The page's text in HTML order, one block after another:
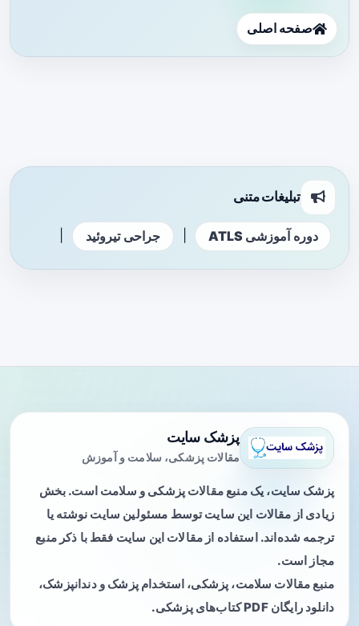
صفحه اصلی
تبلیغات متنی
دوره آموزشی ATLS جراحی تیروئید
پزشک سایت
مقالات پزشکی، سلامت و آموزش
پزشک سایت، یک منبع مقالات پزشکی و سلامت است. بخش
زیادی از مقالات این سایت توسط مسئولین سایت نوشته یا
ترجمه شده‌اند. استفاده از مقالات این سایت فقط با ذکر منبع
مجاز است.
منبع مقالات سلامت، پزشکی، استخدام پزشک و دندانپزشک،
دانلود رایگان PDF کتاب‌های پزشکی.